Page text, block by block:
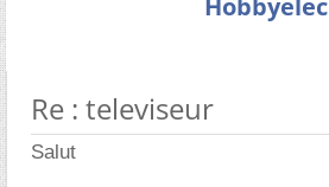
Hobbyelec
Re : televiseur
Salut